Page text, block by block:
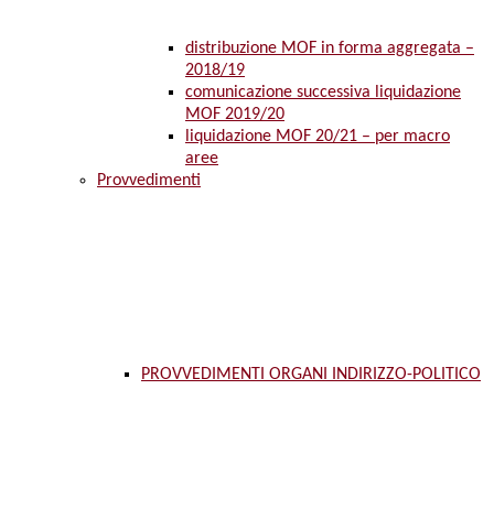
distribuzione MOF in forma aggregata –
2018/19
comunicazione successiva liquidazione
MOF 2019/20
liquidazione MOF 20/21 – per macro
aree
Provvedimenti
PROVVEDIMENTI ORGANI INDIRIZZO-POLITICO